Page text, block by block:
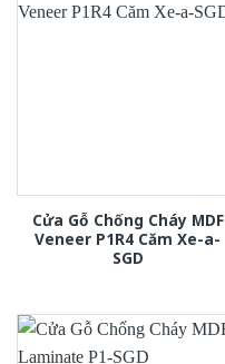
Cửa Gỗ Chống Cháy MDF
Veneer P1R4 Căm Xe-a-
SGD